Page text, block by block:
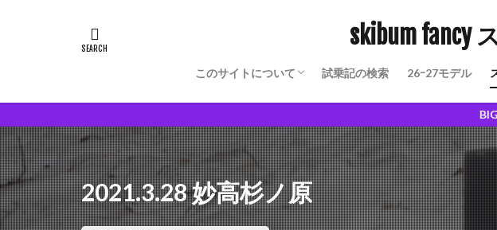
skibum fancy
このサイトについて
Blog Author Owned Model
モノからヒトの理解が深まる愉しさ
試乗記の検索 26ｰ27モデル
BIGLOBEリブログ閉
2021.3.28 妙高杉ノ原